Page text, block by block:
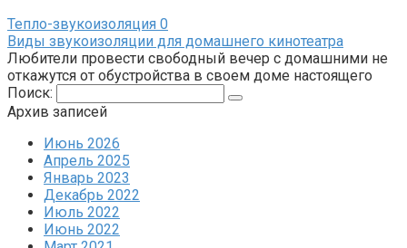
Тепло-звукоизоляция 0
Виды звукоизоляции для домашнего кинотеатра
Любители провести свободный вечер с домашними не
откажутся от обустройства в своем доме настоящего
Поиск:
Архив записей
Июнь 2026
Апрель 2025
Январь 2023
Декабрь 2022
Июль 2022
Июнь 2022